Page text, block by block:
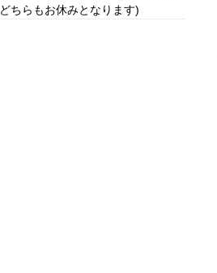
どちらもお休みとなります)